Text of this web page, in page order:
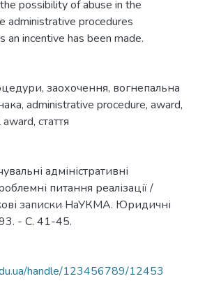
possibility of abuse in the
administrative procedures
an incentive has been made.
, заохочення, вогнепальна
, administrative procedure, award,
, стаття
адміністративні
питання реалізації /
записки НаУКМА. Юридичні
- С. 41-45.
handle/123456789/12453